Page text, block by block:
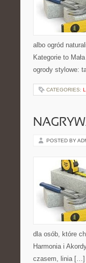
albo ogród
Kategorie to
ogrody stylowe:
CATEGORIES:
POSTED BY
dla osób, które
Harmonia i
czasem, linia […]